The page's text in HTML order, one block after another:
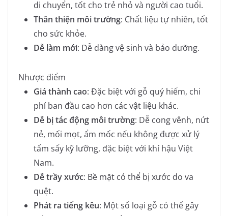
di chuyển, tốt cho trẻ nhỏ và người cao tuổi.
Thân thiện môi trường: Chất liệu tự nhiên, tốt
cho sức khỏe.
Dễ làm mới: Dễ dàng vệ sinh và bảo dưỡng.
Nhược điểm
Giá thành cao: Đặc biệt với gỗ quý hiếm, chi
phí ban đầu cao hơn các vật liệu khác.
Dễ bị tác động môi trường: Dễ cong vênh, nứt
nẻ, mối mọt, ẩm mốc nếu không được xử lý
tẩm sấy kỹ lưỡng, đặc biệt với khí hậu Việt
Nam.
Dễ trầy xước: Bề mặt có thể bị xước do va
quệt.
Phát ra tiếng kêu: Một số loại gỗ có thể gây